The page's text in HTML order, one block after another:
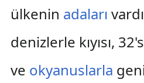
ülkenin adaları
denizlerle kıyısı,
ve okyanuslarla